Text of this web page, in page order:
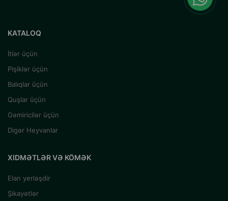
KATALOQ
İtlər üçün
Pişiklər üçün
Balıqlar üçün
Quşlar üçün
Gəmiricilər üçün
Digər Heyvanlar
XIDMƏTLƏR VƏ KÖMƏK
Elan yerləşdir
Şikayətlər